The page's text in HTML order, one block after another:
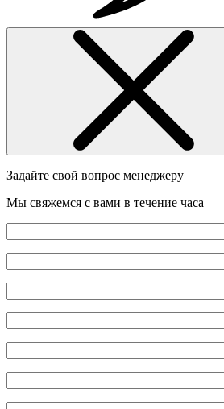
Задайте свой вопрос менеджеру
Мы свяжемся с вами в течение часа